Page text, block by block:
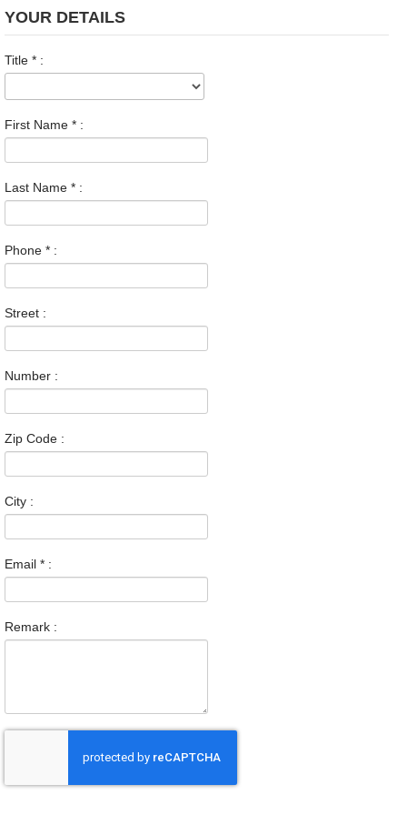
YOUR DETAILS
Title * :
First Name * :
Last Name * :
Phone * :
Street :
Number :
Zip Code :
City :
Email * :
Remark :